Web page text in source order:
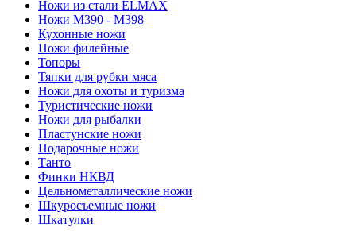
Ножи из стали ELMAX
Ножи М390 - М398
Кухонные ножи
Ножи филейные
Топоры
Тяпки для рубки мяса
Ножи для охоты и туризма
Туристические ножи
Ножи для рыбалки
Пластунские ножи
Подарочные ножи
Танто
Финки НКВД
Цельнометаллические ножи
Шкуросъемные ножи
Шкатулки